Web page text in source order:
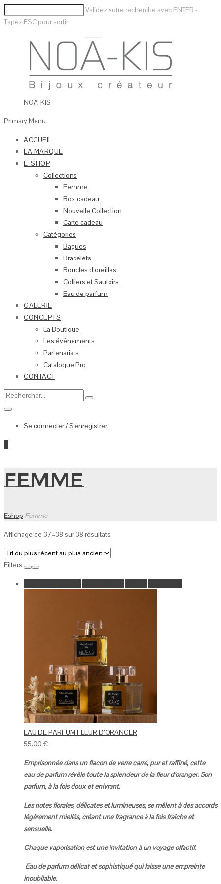
Validez votre recherche avec ENTER -
Tapez ESC pour sortir
NOA-KIS
Primary Menu
ACCUEIL
LA MARQUE
E-SHOP
Collections
Femme
Box cadeau
Nouvelle Collection
Carte cadeau
Catégories
Bagues
Bracelets
Boucles d’oreilles
Colliers et Sautoirs
Eau de parfum
GALERIE
CONCEPTS
La Boutique
Les événements
Partenariats
Catalogue Pro
CONTACT
Se connecter / S'enregistrer
Femme
Eshop Femme
Affichage de 37–38 sur 38 résultats
Filters
EAU DE PARFUM FLEUR D’ORANGER
55.00€
Emprisonnée dans un flacon de verre carré, pur et raffiné, cette
eau de parfum révèle toute la splendeur de la fleur d'oranger. Son
parfum, à la fois doux et enivrant.
Les notes florales, délicates et lumineuses, se mêlent à des accords
légèrement miellés, créant une fragrance à la fois fraîche et
sensuelle.
Chaque vaporisation est une invitation à un voyage olfactif.
Eau de parfum délicat et sophistiqué qui laisse une empreinte
inoubliable.